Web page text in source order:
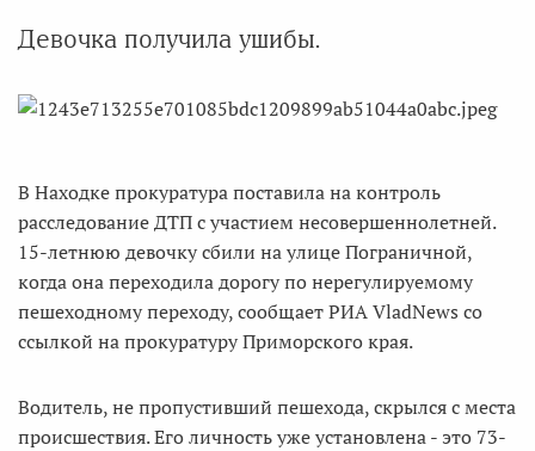
Девочка получила ушибы.
В Находке прокуратура поставила на контроль
расследование ДТП с участием несовершеннолетней.
15-летнюю девочку сбили на улице Пограничной,
когда она переходила дорогу по нерегулируемому
пешеходному переходу, сообщает РИА VladNews со
ссылкой на прокуратуру Приморского края.
Водитель, не пропустивший пешехода, скрылся с места
происшествия. Его личность уже установлена - это 73-